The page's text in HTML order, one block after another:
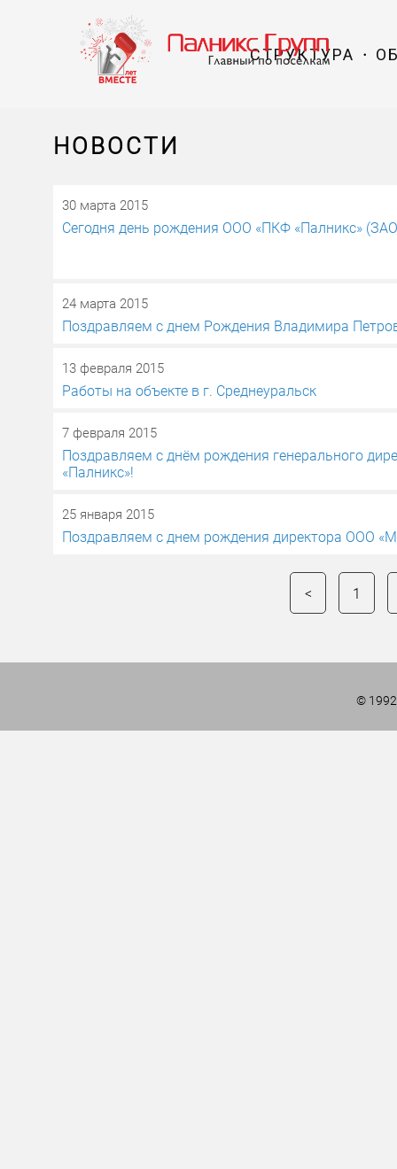
СТРУКТУРА
НОВОСТИ
30 марта 2015
Сегодня день рождения ООО «ПКФ «Палникс»
24 марта 2015
Поздравляем с днем Рождения Владимира
13 февраля 2015
Работы на объекте в г. Среднеуральск
7 февраля 2015
Поздравляем с днём рождения генерального
«Палникс»!
25 января 2015
Поздравляем с днем рождения директора ООО
записям
< 1
© 1992